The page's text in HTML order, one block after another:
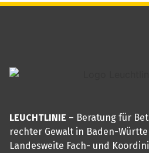
LEUCHTLINIE – Beratung für
rechter Gewalt in Baden-
Landesweite Fach- und